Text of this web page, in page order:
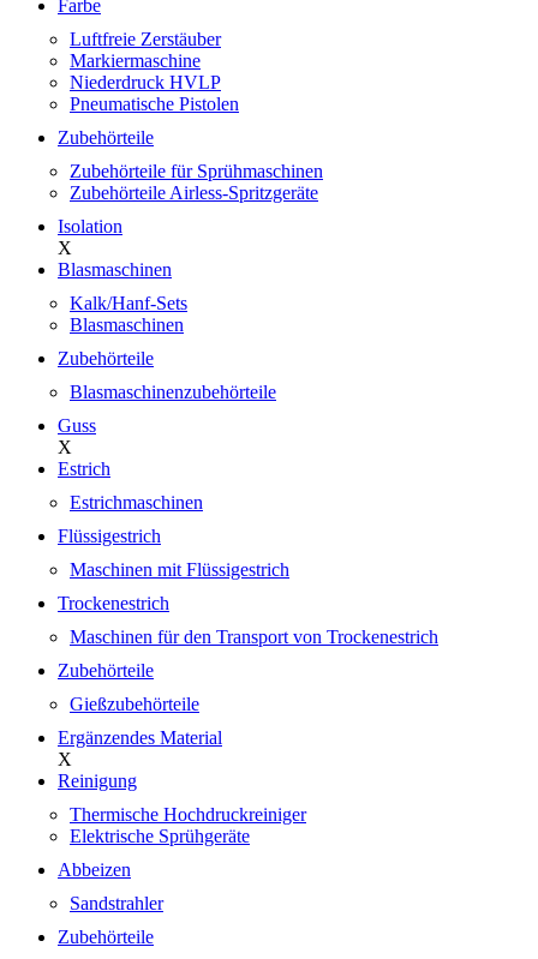
Farbe
Luftfreie Zerstäuber
Markiermaschine
Niederdruck HVLP
Pneumatische Pistolen
Zubehörteile
Zubehörteile für Sprühmaschinen
Zubehörteile Airless-Spritzgeräte
Isolation
X
Blasmaschinen
Kalk/Hanf-Sets
Blasmaschinen
Zubehörteile
Blasmaschinenzubehörteile
Guss
X
Estrich
Estrichmaschinen
Flüssigestrich
Maschinen mit Flüssigestrich
Trockenestrich
Maschinen für den Transport von Trockenestrich
Zubehörteile
Gießzubehörteile
Ergänzendes Material
X
Reinigung
Thermische Hochdruckreiniger
Elektrische Sprühgeräte
Abbeizen
Sandstrahler
Zubehörteile